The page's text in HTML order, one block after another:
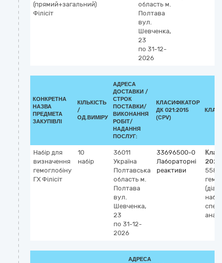
(прямий+загальний)
Філісіт
область м.
Полтава
вул.
Шевченка,
23
по 31-12-
2026
КОНКРЕТНА
НАЗВА
ПРЕДМЕТА
ЗАКУПІВЛІ
КІЛЬКІСТЬ
/
ОД.ВИМІРУ
АДРЕСА
ДОСТАВКИ /
СТРОК
ПОСТАВКИ/
ВИКОНАННЯ
РОБІТ/
НАДАННЯ
ПОСЛУГ:
КЛАСИФІКАТОР
ДК 021:2015
(CPV)
Набір для
визначення
гемоглобіну
ГХ Філісіт
10
набір
36011
Україна
Полтавська
область м.
Полтава
вул.
Шевченка,
23
по 31-12-
2026
33696500-0
Лабораторні
реактиви
2023
АДРЕСА